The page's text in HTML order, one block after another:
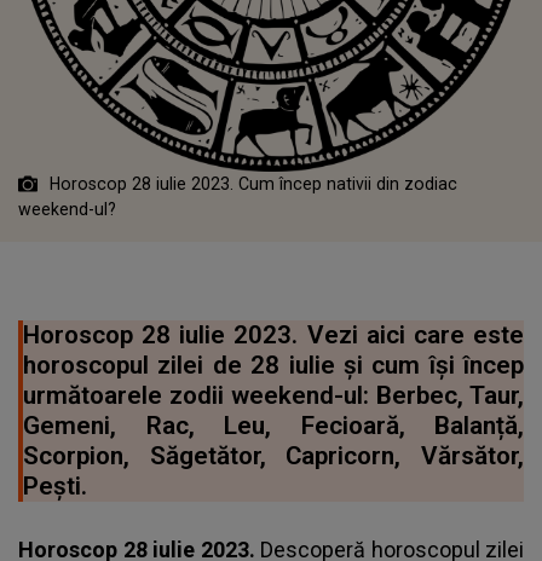
Horoscop 28 iulie 2023. Cum încep nativii din zodiac
weekend-ul?
Horoscop 28 iulie 2023. Vezi aici care este
horoscopul zilei de 28 iulie și cum își încep
următoarele zodii weekend-ul: Berbec, Taur,
Gemeni, Rac, Leu, Fecioară, Balanță,
Scorpion, Săgetător, Capricorn, Vărsător,
Pești.
Horoscop 28 iulie 2023. Descoperă horoscopul zilei